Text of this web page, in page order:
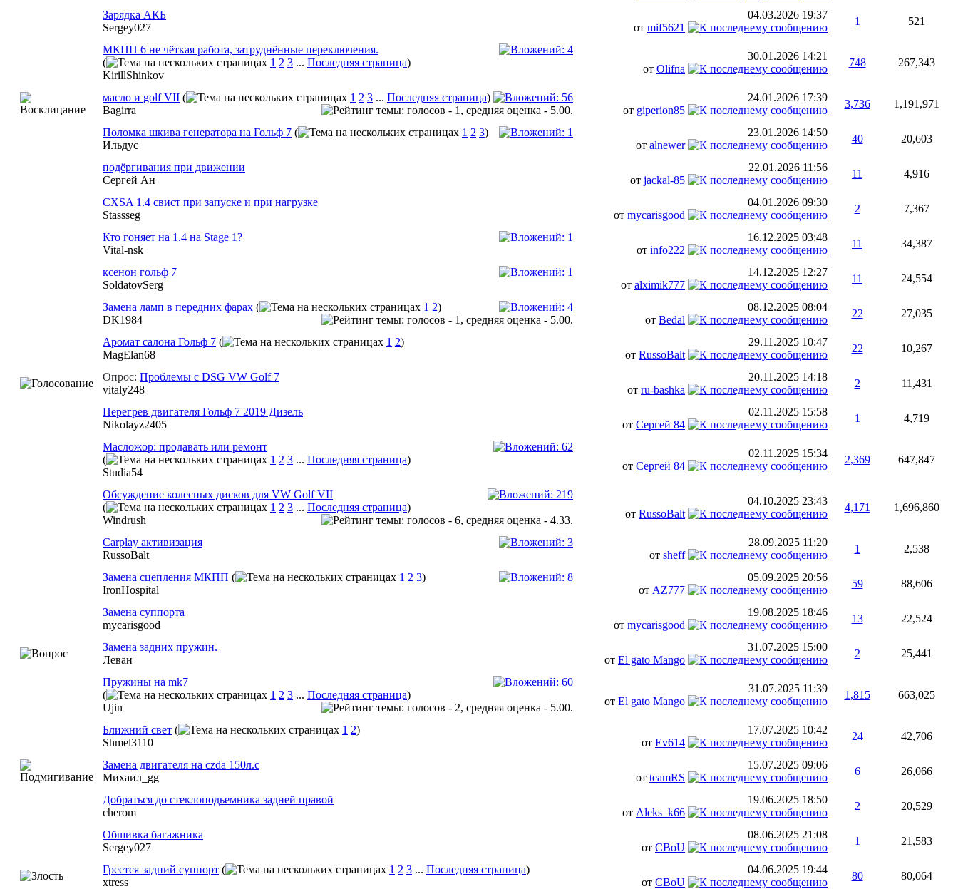
Зарядка АКБ
Sergey027
04.03.2026 19:37
от mif5621
1 521
МКПП 6 не чёткая работа, затруднённые переключения.
(
1 2 3 ... Последняя страница)
KirillShinkov
30.01.2026 14:21
от Olifna
748 267,343
масло и golf VII ( 1 2 3 ... Последняя страница)
Bagirra
24.01.2026 17:39
от giperion85
3,736 1,191,971
Поломка шкива генератора на Гольф 7 ( 1 2 3)
Ильдус
23.01.2026 14:50
от alnewer
40 20,603
подёргивания при движении
Сергей Ан
22.01.2026 11:56
от jackal-85
11 4,916
CXSA 1.4 свист при запуске и при нагрузке
Stassseg
04.01.2026 09:30
от mycarisgood
2 7,367
Кто гоняет на 1.4 на Stage 1?
Vital-nsk
16.12.2025 03:48
от info222
11 34,387
ксенон гольф 7
SoldatovSerg
14.12.2025 12:27
от alximik777
11 24,554
Замена ламп в передних фарах ( 1 2)
DK1984
08.12.2025 08:04
от Bedal
22 27,035
Аромат салона Гольф 7 ( 1 2)
MagElan68
29.11.2025 10:47
от RussoBalt
22 10,267
Опрос: Проблемы с DSG VW Golf 7
vitaly248
20.11.2025 14:18
от ru-bashka
2 11,431
Перегрев двигателя Гольф 7 2019 Дизель
Nikolayz2405
02.11.2025 15:58
от Сергей 84
1 4,719
Масложор: продавать или ремонт
(
1 2 3 ... Последняя страница)
Studia54
02.11.2025 15:34
от Сергей 84
2,369 647,847
Обсуждение колесных дисков для VW Golf VII
(
1 2 3 ... Последняя страница)
Windrush
04.10.2025 23:43
от RussoBalt
4,171 1,696,860
Carplay активизация
RussoBalt
28.09.2025 11:20
от sheff
1 2,538
Замена сцепления МКПП ( 1 2 3)
IronHospital
05.09.2025 20:56
от AZ777
59 88,606
Замена суппорта
mycarisgood
19.08.2025 18:46
от mycarisgood
13 22,524
Замена задних пружин.
Леван
31.07.2025 15:00
от El gato Mango
2 25,441
Пружины на mk7
(
1 2 3 ... Последняя страница)
Ujin
31.07.2025 11:39
от El gato Mango
1,815 663,025
Ближний свет ( 1 2)
Shmel3110
17.07.2025 10:42
от Ev614
24 42,706
Замена двигателя на czda 150л.с
Михаил_gg
15.07.2025 09:06
от teamRS
6 26,066
Добраться до стеклоподьемника задней правой
cherom
19.06.2025 18:50
от Aleks_k66
2 20,529
Обшивка багажника
Sergey027
08.06.2025 21:08
от CBoU
1 21,583
Греется задний суппорт ( 1 2 3 ... Последняя страница)
xtress
04.06.2025 19:44
от CBoU
80 80,064